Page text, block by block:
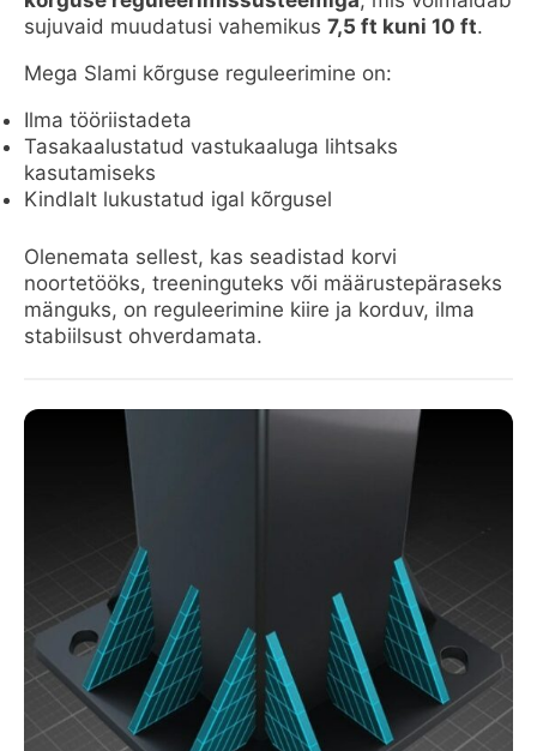
sujuvaid muudatusi vahemikus 7,5 ft kuni 10 ft.
Mega Slami kõrguse reguleerimine on:
Ilma tööriistadeta
Tasakaalustatud vastukaaluga lihtsaks
kasutamiseks
Kindlalt lukustatud igal kõrgusel
Olenemata sellest, kas seadistad korvi
noortetööks, treeninguteks või määrustepäraseks
mänguks, on reguleerimine kiire ja korduv, ilma
stabiilsust ohverdamata.